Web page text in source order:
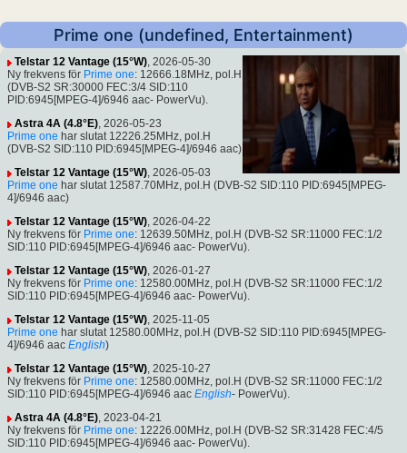
Prime one (undefined, Entertainment)
Telstar 12 Vantage (15°W), 2026-05-30
Ny frekvens för Prime one: 12666.18MHz, pol.H
(DVB-S2 SR:30000 FEC:3/4 SID:110
PID:6945[MPEG-4]/6946 aac- PowerVu).
Astra 4A (4.8°E), 2026-05-23
Prime one har slutat 12226.25MHz, pol.H
(DVB-S2 SID:110 PID:6945[MPEG-4]/6946 aac)
Telstar 12 Vantage (15°W), 2026-05-03
Prime one har slutat 12587.70MHz, pol.H (DVB-S2 SID:110 PID:6945[MPEG-
4]/6946 aac)
Telstar 12 Vantage (15°W), 2026-04-22
Ny frekvens för Prime one: 12639.50MHz, pol.H (DVB-S2 SR:11000 FEC:1/2
SID:110 PID:6945[MPEG-4]/6946 aac- PowerVu).
Telstar 12 Vantage (15°W), 2026-01-27
Ny frekvens för Prime one: 12580.00MHz, pol.H (DVB-S2 SR:11000 FEC:1/2
SID:110 PID:6945[MPEG-4]/6946 aac- PowerVu).
Telstar 12 Vantage (15°W), 2025-11-05
Prime one har slutat 12580.00MHz, pol.H (DVB-S2 SID:110 PID:6945[MPEG-
4]/6946 aac English)
Telstar 12 Vantage (15°W), 2025-10-27
Ny frekvens för Prime one: 12580.00MHz, pol.H (DVB-S2 SR:11000 FEC:1/2
SID:110 PID:6945[MPEG-4]/6946 aac English- PowerVu).
Astra 4A (4.8°E), 2023-04-21
Ny frekvens för Prime one: 12226.00MHz, pol.H (DVB-S2 SR:31428 FEC:4/5
SID:110 PID:6945[MPEG-4]/6946 aac- PowerVu).